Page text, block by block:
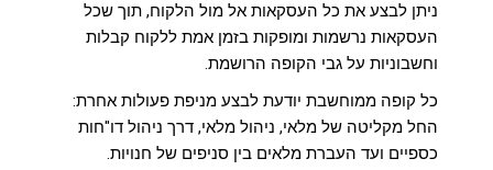
ניתן לבצע את כל העסקאות אל מול הלקוח, תוך שכל
העסקאות נרשמות ומופקות בזמן אמת ללקוח קבלות
וחשבוניות על גבי הקופה הרושמת.
כל קופה ממוחשבת יודעת לבצע מניפת פעולות אחרת:
החל מקליטה של מלאי, ניהול מלאי, דרך ניהול דו"חות
כספיים ועד העברת מלאים בין סניפים של חנויות.